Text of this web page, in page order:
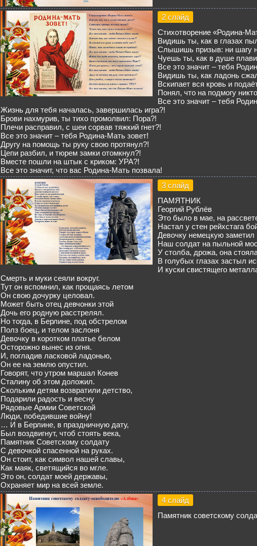
2 слайд
Стихотворение «Родина-
Видишь ты, как в глазах
Слышишь призыв: ни шагу
Чуешь ты, как в душе
Все это значит – тебя
Видишь ты, как ладонь
Вскипает вся кровь и
Понял, что на подмогу
Все это значит – тебя
Жизнь для тебя началась, завершилась игра?!
Брови нахмурив, ты тихо промолвил: Пора?!
Плечи расправил, с шеи сорвав тяжкий гнет?!
Все это значит – тебя Родина-Мать зовет!
Другу на помощь ты руку свою протянул?!
Цепи разбил, и тюрем замки отомкнул?!
Вместе пошли на штык с криком: УРА?!
Все это значит, что вас Родина-Мать позвала!
3 слайд
ПАМЯТНИК
Георгий Рублёв
Это было в мае, на
Настал у стен рейхстага
Девочку немецкую заметил
Наш солдат на пыльной
У столба, дрожа, она
В голубых глазах застыл
И куски свистящего
Смерть и муки сеяли вокруг.
Тут он вспомнил, как прощаясь летом
Он свою дочурку целовал.
Может быть отец девчонки этой
Дочь его родную расстрелял.
Но тогда, в Берлине, под обстрелом
Полз боец, и телом заслоня
Девочку в коротком платье белом
Осторожно вынес из огня.
И, погладив ласковой ладонью,
Он ее на землю опустил.
Говорят, что утром маршал Конев
Сталину об этом доложил.
Скольким детям возвратили детство,
Подарили радость и весну
Рядовые Армии Советской
Люди, победившие войну!
… И в Берлине, в праздничную дату,
Был воздвигнут, чтоб стоять века,
Памятник Советскому солдату
С девочкой спасенной на руках.
Он стоит, как символ нашей славы,
Как маяк, светящийся во мгле.
Это он, солдат моей державы,
Охраняет мир на всей земле.
4 слайд
Памятник советскому